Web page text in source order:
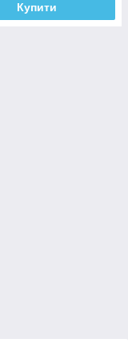
Купити